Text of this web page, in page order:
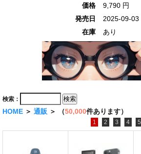
価格
9,790 円
発売日
2025-09-03
在庫
あり
検索：
HOME ＞ 通販 ＞ （50,000件あります）
1 2 3 4 5